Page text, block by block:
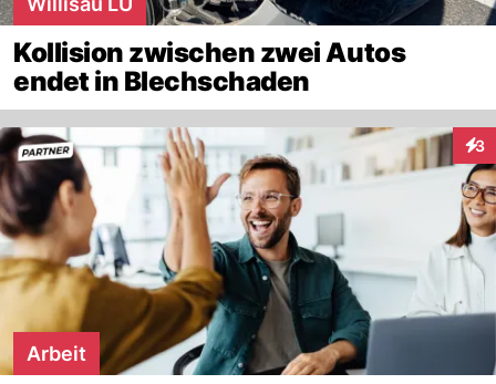
Kollision zwischen zwei Autos
endet in Blechschaden
3
Arbeit